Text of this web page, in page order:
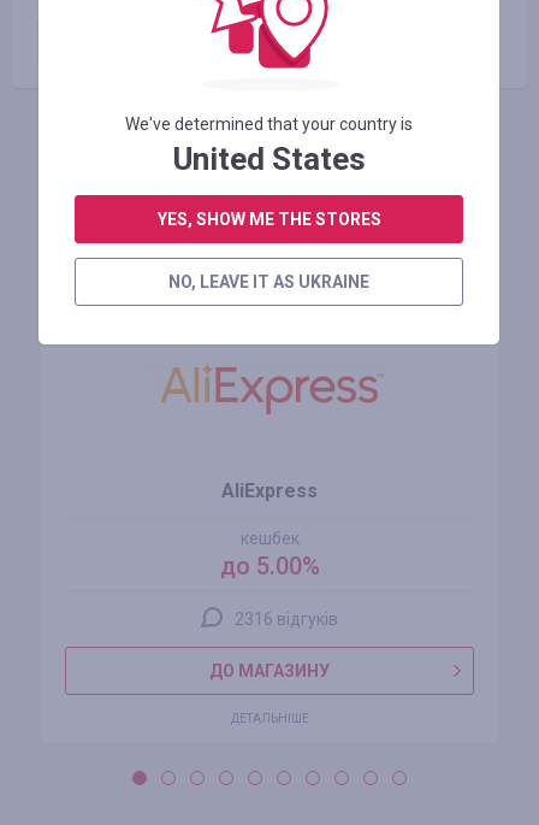
Оплачене замовлення
АВТОРИЗУЙТЕСЬ, ЩОБ ЗАЛИШИТИ ВІДГУК
Схожі магазини
AliExpress
кешбек
до 5.00%
2316 відгуків
ДО МАГАЗИНУ
ДЕТАЛЬНІШЕ
We've determined that your country is
United States
YES, SHOW ME THE STORES
NO, LEAVE IT AS UKRAINE